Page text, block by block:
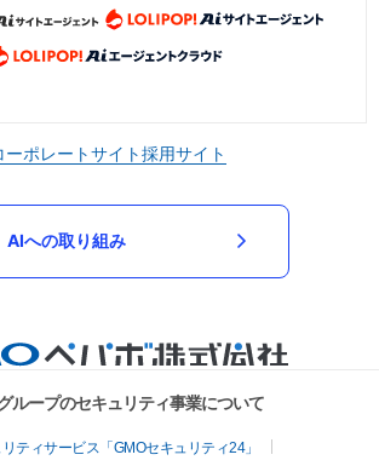
ーポレートサイト採用サイト
AIへの取り組み
ループのセキュリティ事業について
ティサービス「GMOセキュリティ24」